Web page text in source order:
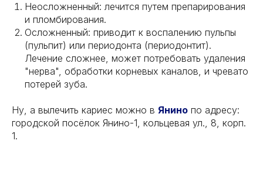
Неосложненный: лечится путем препарирования
и пломбирования.
Осложненный: приводит к воспалению пульпы
(пульпит) или периодонта (периодонтит).
Лечение сложнее, может потребовать удаления
"нерва", обработки корневых каналов, и чревато
потерей зуба.
Ну, а вылечить кариес можно в Янино по адресу:
городской посёлок Янино-1, кольцевая ул., 8, корп.
1.